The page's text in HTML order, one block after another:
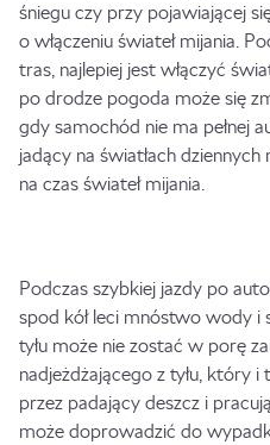
śniegu czy przy pojawiającej
o włączeniu świateł mijania.
tras, najlepiej jest włączyć
po drodze pogoda może się
gdy samochód nie ma pełnej
jadący na światłach dziennych
na czas świateł mijania.
Podczas szybkiej jazdy po
spod kół leci mnóstwo wody
tyłu może nie zostać w porę
nadjeżdżającego z tyłu, który
przez padający deszcz i
może doprowadzić do